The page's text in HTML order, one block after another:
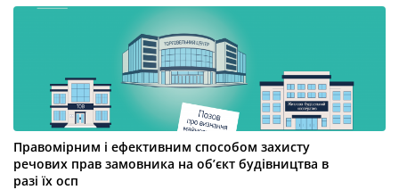
Правомірним і ефективним способом захисту
речових прав замовника на об’єкт будівництва в
разі їх осп